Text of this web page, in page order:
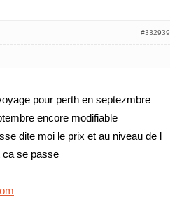
#332939
pour perth en septezmbre
encore modifiable
dite moi le prix et au niveau de l
se passe